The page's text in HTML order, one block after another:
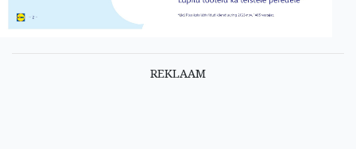
REKLAAM